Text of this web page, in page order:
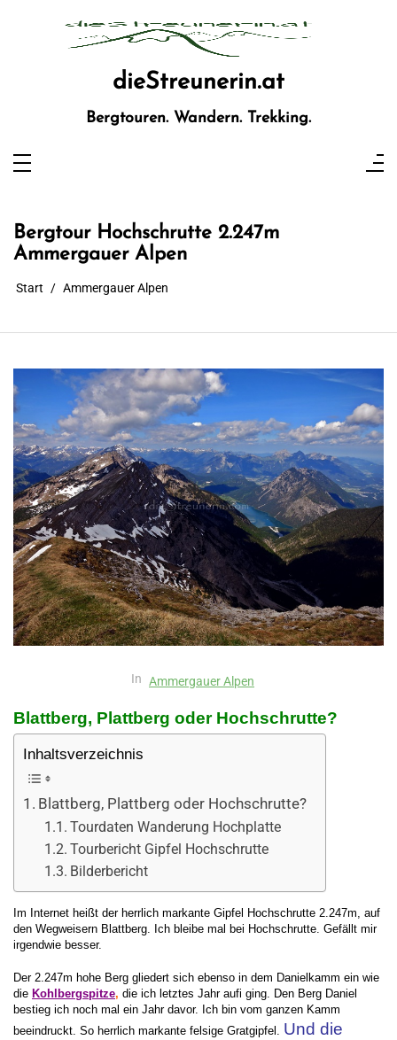
dieStreunerin.at
Bergtouren. Wandern. Trekking.
Bergtour Hochschrutte 2.247m
Ammergauer Alpen
Start Ammergauer Alpen
In Ammergauer Alpen
Blattberg, Plattberg oder Hochschrutte?
Inhaltsverzeichnis
Blattberg, Plattberg oder Hochschrutte?
Tourdaten Wanderung Hochplatte
Tourbericht Gipfel Hochschrutte
Bilderbericht
Im Internet heißt der herrlich markante Gipfel Hochschrutte 2.247m, auf
den Wegweisern Blattberg. Ich bleibe mal bei Hochschrutte. Gefällt mir
irgendwie besser.
Der 2.247m hohe Berg gliedert sich ebenso in dem Danielkamm ein wie
die Kohlbergspitze, die ich letztes Jahr aufi ging. Den Berg Daniel
bestieg ich noch mal ein Jahr davor. Ich bin vom ganzen Kamm
beeindruckt. So herrlich markante felsige Gratgipfel. Und die